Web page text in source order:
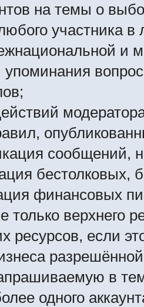
на темы о
участника
и
сообщений,
финансовых
только верхнего
ресурсов, если
в
одного